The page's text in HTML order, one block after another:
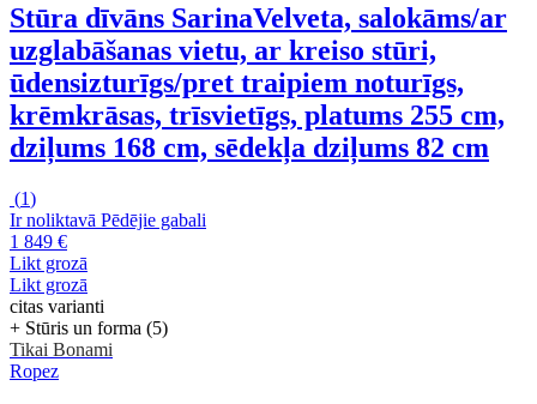
Stūra dīvāns SarinaVelveta, salokāms/ar
uzglabāšanas vietu, ar kreiso stūri,
ūdensizturīgs/pret traipiem noturīgs,
krēmkrāsas, trīsvietīgs, platums 255 cm,
dziļums 168 cm, sēdekļa dziļums 82 cm
(1)
Ir noliktavā Pēdējie gabali
1 849 €
Likt grozā
Likt grozā
citas varianti
+ Stūris un forma (5)
Tikai Bonami
Ropez